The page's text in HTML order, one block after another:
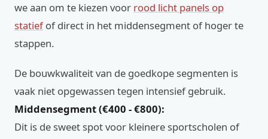
we aan om te kiezen voor rood licht panels op
statiefof direct in het middensegment of hoger te
stappen.
De bouwkwaliteit van de goedkope segmenten is
vaak niet opgewassen tegen intensief gebruik.
Middensegment (€400 - €800):
Dit is de sweet spot voor kleinere sportscholen of